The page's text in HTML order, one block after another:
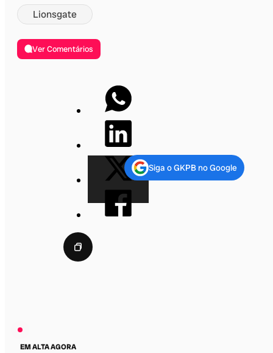
Lionsgate
Ver Comentários
Siga o GKPB no Google
EM ALTA AGORA